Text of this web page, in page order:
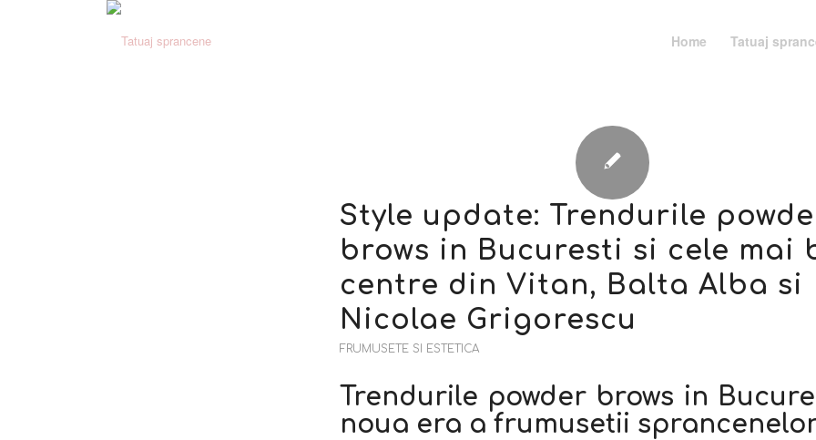
Home Tatuaj
Style update: Trendurile
brows in Bucuresti si cele mai
centre din Vitan, Balta Alba si
Nicolae Grigorescu
FRUMUSETE SI ESTETICA
Trendurile powder brows in
noua era a frumusetii